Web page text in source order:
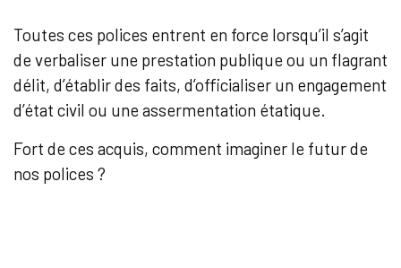
Toutes ces polices entrent en force lorsqu’il s’agit
de verbaliser une prestation publique ou un flagrant
délit, d’établir des faits, d’officialiser un engagement
d’état civil ou une assermentation étatique.
Fort de ces acquis, comment imaginer le futur de
nos polices ?